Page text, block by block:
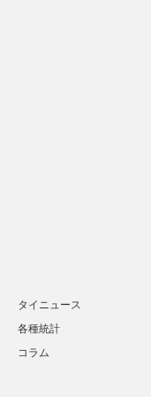
タイニュース
各種統計
コラム